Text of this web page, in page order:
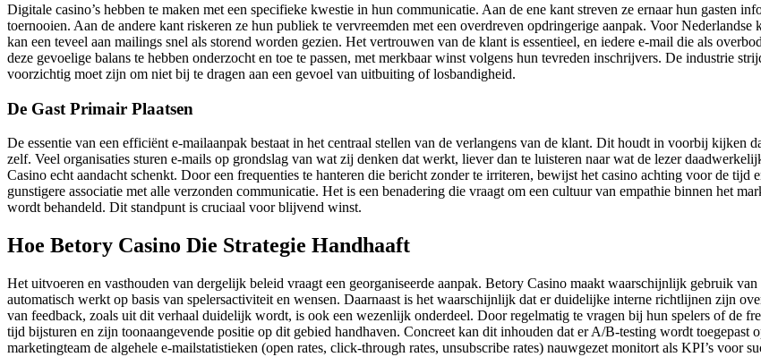
Digitale casino’s hebben te maken met een specifieke kwestie in hun communicatie. Aan de ene kant streven ze ernaar hun gasten
toernooien. Aan de andere kant riskeren ze hun publiek te vervreemden met een overdreven opdringerige aanpak. Voor
kan een teveel aan mailings snel als storend worden gezien. Het vertrouwen van de klant is essentieel, en iedere e-mail die als
deze gevoelige balans te hebben onderzocht en toe te passen, met merkbaar winst volgens hun tevreden inschrijvers. De industrie
voorzichtig moet zijn om niet bij te dragen aan een gevoel van uitbuiting of losbandigheid.
De Gast Primair Plaatsen
De essentie van een efficiënt e-mailaanpak bestaat in het centraal stellen van de verlangens van de klant. Dit houdt in voorbij kijken
zelf. Veel organisaties sturen e-mails op grondslag van wat zij denken dat werkt, liever dan te luisteren naar wat de lezer
Casino echt aandacht schenkt. Door een frequenties te hanteren die bericht zonder te irriteren, bewijst het casino achting voor de tijd
gunstigere associatie met alle verzonden communicatie. Het is een benadering die vraagt om een cultuur van empathie binnen het
wordt behandeld. Dit standpunt is cruciaal voor blijvend winst.
Hoe Betory Casino Die Strategie Handhaaft
Het uitvoeren en vasthouden van dergelijk beleid vraagt een georganiseerde aanpak. Betory Casino maakt waarschijnlijk gebruik
automatisch werkt op basis van spelersactiviteit en wensen. Daarnaast is het waarschijnlijk dat er duidelijke interne richtlijnen zijn
van feedback, zoals uit dit verhaal duidelijk wordt, is ook een wezenlijk onderdeel. Door regelmatig te vragen bij hun spelers of de
tijd bijsturen en zijn toonaangevende positie op dit gebied handhaven. Concreet kan dit inhouden dat er A/B-testing wordt toegepast
marketingteam de algehele e-mailstatistieken (open rates, click-through rates, unsubscribe rates) nauwgezet monitort als KPI’s voor